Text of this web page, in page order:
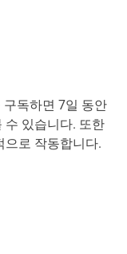
구독하면 7일 동안
수 있습니다. 또한
으로 작동합니다.